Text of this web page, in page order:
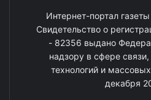
Интернет-портал
Свидетельство о
- 82356 выдано
надзору в сфере
технологий и
декабря